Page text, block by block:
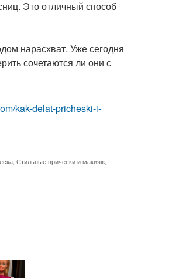
Это отличный способ
нарасхват. Уже сегодня
сочетаются ли они с
kak-delat-pricheski-i-
Стильные прически и макияж